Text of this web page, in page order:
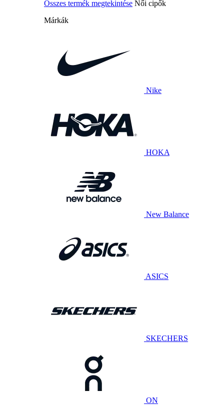
Összes termék megtekintése Női cipők
Márkák
Nike
HOKA
New Balance
ASICS
SKECHERS
ON